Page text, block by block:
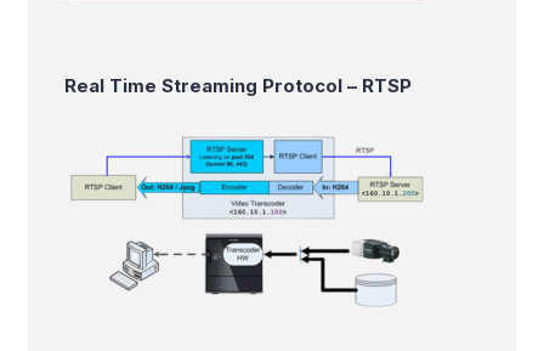
Real Time Streaming Protocol – RTSP